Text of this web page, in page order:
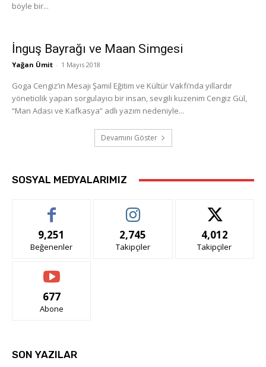
böyle bir...
İnguş Bayrağı ve Maan Simgesi
Yağan Ümit - 1 Mayıs 2018
Goga Cengiz’in Mesajı Şamil Eğitim ve Kültür Vakfı’nda yıllardır
yöneticilik yapan sorgulayıcı bir insan, sevgili kuzenim Cengiz Gül,
“Man Adası ve Kafkasya” adlı yazım nedeniyle...
Devamını Göster
SOSYAL MEDYALARIMIZ
9,251
Beğenenler
2,745
Takipçiler
4,012
Takipçiler
677
Abone
SON YAZILAR